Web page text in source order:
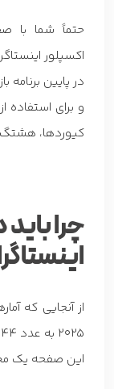
حتماً شما با
اکسپلور
در پایین برنامه
و برای استفاده
کیوردها،
چرا
از آنجایی که
این صفحه یک